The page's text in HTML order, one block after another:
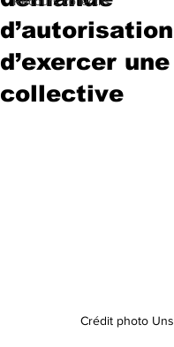
d’autorisation
d’exercer
collective
Crédit photo